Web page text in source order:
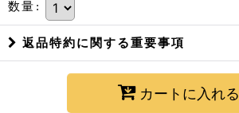
数量 :
返品特約に関する重要事項
カートに入れる